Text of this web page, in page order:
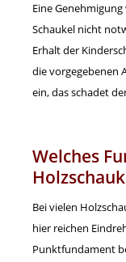
Eine
Schaukel nicht
Erhalt der
die vorgegebenen
ein, das schadet
Welches
Bei vielen
hier reichen
Punktfundament